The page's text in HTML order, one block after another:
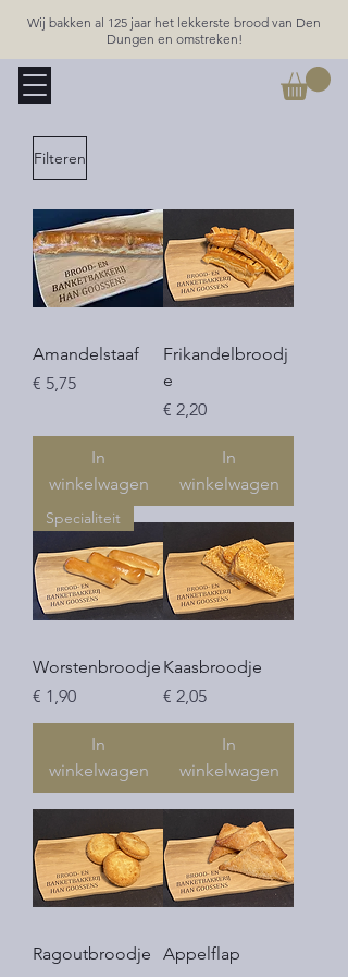
Wij bakken al 125 jaar het lekkerste brood van Den
Dungen en omstreken!
Filteren
Amandelstaaf
Prijs
€ 5,75
In
winkelwagen
Frikandelbroodj
e
Prijs
€ 2,20
In
winkelwagen
Specialiteit
Worstenbroodje
Prijs
€ 1,90
In
winkelwagen
Kaasbroodje
Prijs
€ 2,05
In
winkelwagen
Ragoutbroodje
Appelflap